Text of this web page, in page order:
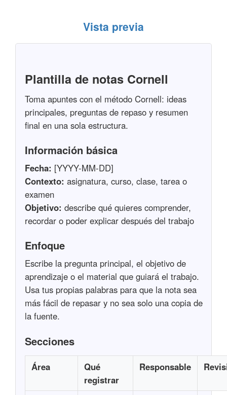
Vista previa
Plantilla de notas Cornell
Toma apuntes con el método Cornell: ideas
principales, preguntas de repaso y resumen
final en una sola estructura.
Información básica
Fecha: [YYYY-MM-DD]
Contexto: asignatura, curso, clase, tarea o
examen
Objetivo: describe qué quieres comprender,
recordar o poder explicar después del trabajo
Enfoque
Escribe la pregunta principal, el objetivo de
aprendizaje o el material que guiará el trabajo.
Usa tus propias palabras para que la nota sea
más fácil de repasar y no sea solo una copia de
la fuente.
Secciones
Área
Qué
registrar
Responsable